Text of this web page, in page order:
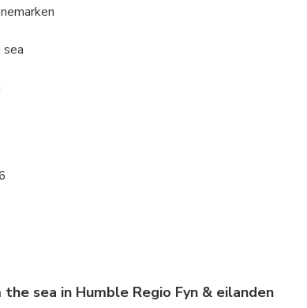
sea
sea in Humble Regio Fyn & eilanden